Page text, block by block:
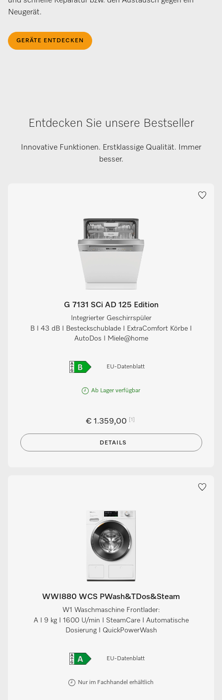
Neugerät.
GERÄTE ENTDECKEN
Entdecken Sie unsere Bestseller
Innovative Funktionen. Erstklassige Qualität. Immer
besser.
G 7131 SCi AD 125 Edition
Integrierter Geschirrspüler
B I 43 dB I Besteckschublade I ExtraComfort Körbe I
AutoDos I Miele@home
EU-Datenblatt
Ab Lager verfügbar
€ 1.359,00 [1]
DETAILS
WWI880 WCS PWash&TDos&Steam
W1 Waschmaschine Frontlader:
A I 9 kg I 1600 U/min I SteamCare I Automatische
Dosierung I QuickPowerWash
EU-Datenblatt
Nur im Fachhandel erhältlich